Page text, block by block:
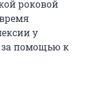
роковой
у
за помощью к